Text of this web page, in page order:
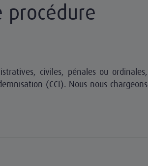
procédure
civiles, pénales ou ordinales,
(CCI). Nous nous chargeons